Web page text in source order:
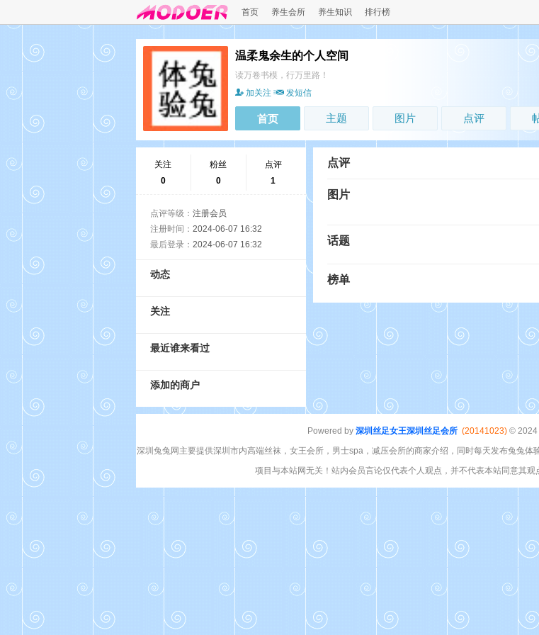
首页 养生会所 养生知识 排行榜
温柔鬼余生的个人空间
读万卷书模，行万里路！
加关注
发短信
首页 主题 图片 点评
关注
0
粉丝
0
点评
1
点评等级： 注册会员
注册时间： 2024-06-07 16:32
最后登录： 2024-06-07 16:32
动态
关注
最近谁来看过
添加的商户
点评
图片
话题
榜单
Powered by 深圳丝足女王深圳丝足会所 (20141023)© 2024
深圳兔兔网主要提供深圳市内高端丝袜，女王会所，男士spa，减压会所的商家介绍，同时每天发布兔兔
项目与本站网无关！站内会员言论仅代表个人观点，并不代表本站同意其观